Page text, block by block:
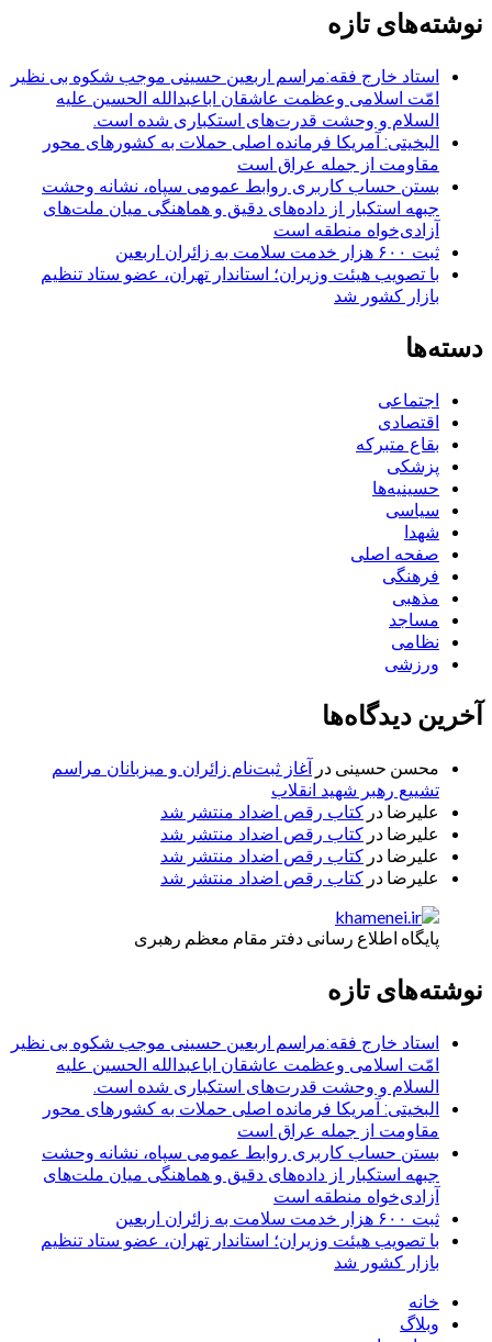
نوشته‌های تازه
استاد خارج فقه:مراسم اربعین حسینی موجب شکوه بی نظیر
امّت اسلامی وعظمت عاشقان اباعبدالله الحسین علیه
السلام و وحشت قدرت‌های استکباری شده است.
البخیتی: آمریکا فرمانده اصلی حملات به کشورهای محور
مقاومت از جمله عراق است
بستن حساب کاربری روابط عمومی سپاه، نشانه‌ وحشت
جبهه استکبار از داده‌های دقیق و هماهنگی میان ملت‌های
آزادی‌خواه منطقه است
ثبت ۶۰۰ هزار خدمت سلامت به زائران اربعین
با تصویب هیئت وزیران؛ استاندار تهران، عضو ستاد تنظیم
بازار کشور شد
دسته‌ها
اجتماعی
اقتصادی
بقاع متبرکه
پزشکی
حسینیه‌ها
سیاسی
شهدا
صفحه اصلی
فرهنگی
مذهبی
مساجد
نظامی
ورزشی
آخرین دیدگاه‌ها
محسن حسینی در آغاز ثبت‌نام زائران و میزبانان مراسم
تشییع رهبر شهید انقلاب
علیرضا در کتاب رقص اضداد منتشر شد
علیرضا در کتاب رقص اضداد منتشر شد
علیرضا در کتاب رقص اضداد منتشر شد
علیرضا در کتاب رقص اضداد منتشر شد
پایگاه اطلاع رسانی دفتر مقام معظم رهبری
نوشته‌های تازه
استاد خارج فقه:مراسم اربعین حسینی موجب شکوه بی نظیر
امّت اسلامی وعظمت عاشقان اباعبدالله الحسین علیه
السلام و وحشت قدرت‌های استکباری شده است.
البخیتی: آمریکا فرمانده اصلی حملات به کشورهای محور
مقاومت از جمله عراق است
بستن حساب کاربری روابط عمومی سپاه، نشانه‌ وحشت
جبهه استکبار از داده‌های دقیق و هماهنگی میان ملت‌های
آزادی‌خواه منطقه است
ثبت ۶۰۰ هزار خدمت سلامت به زائران اربعین
با تصویب هیئت وزیران؛ استاندار تهران، عضو ستاد تنظیم
بازار کشور شد
خانه
وبلاگ